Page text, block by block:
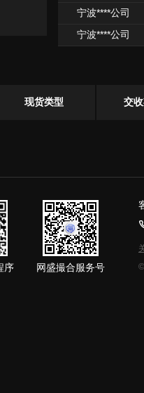
宁波****公司
宁波****公司
现货类型 交
序 网盛撮合服务号